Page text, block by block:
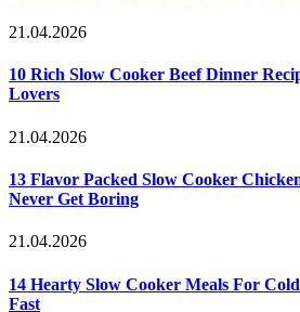
21.04.2026
10 Rich Slow Cooker Beef Dinner
Lovers
21.04.2026
13 Flavor Packed Slow Cooker
Never Get Boring
21.04.2026
14 Hearty Slow Cooker Meals For
Fast